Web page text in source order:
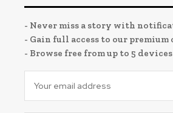
- Never miss a story with
- Gain full access to our
- Browse free from up to 5